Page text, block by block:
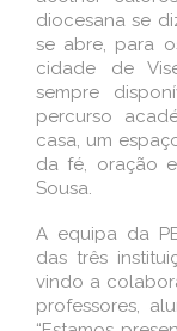
diocesana se
se abre, para
cidade de
sempre
percurso
casa, um
da fé, oração
Sousa.
A equipa da
das três
vindo a
professores,